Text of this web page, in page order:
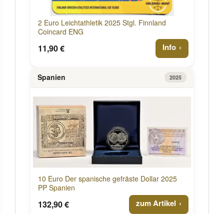
2 Euro Leichtathletik 2025 Stgl. Finnland
Coincard ENG
11,90 € Info
Spanien 2025
10 Euro Der spanische gefräste Dollar 2025
PP Spanien
132,90 € zum Artikel